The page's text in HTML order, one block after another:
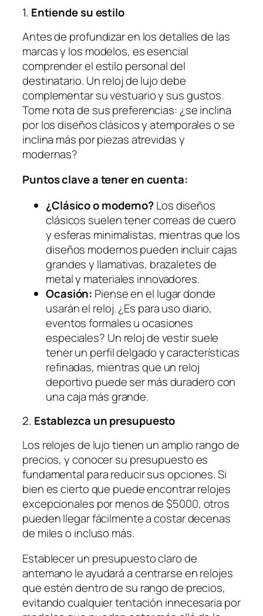
1. Entiende su estilo
Antes de profundizar en los detalles de las
marcas y los modelos, es esencial
comprender el estilo personal del
destinatario. Un reloj de lujo debe
complementar su vestuario y sus gustos.
Tome nota de sus preferencias: ¿se inclina
por los diseños clásicos y atemporales o se
inclina más por piezas atrevidas y
modernas?
Puntos clave a tener en cuenta:
¿Clásico o moderno?Los diseños
clásicos suelen tener correas de cuero
y esferas minimalistas, mientras que los
diseños modernos pueden incluir cajas
grandes y llamativas, brazaletes de
metal y materiales innovadores.
Ocasión: Piense en el lugar donde
usarán el reloj. ¿Es para uso diario,
eventos formales u ocasiones
especiales? Un reloj de vestir suele
tener un perfil delgado y características
refinadas, mientras que un reloj
deportivo puede ser más duradero con
una caja más grande.
2. Establezca un presupuesto
Los relojes de lujo tienen un amplio rango de
precios, y conocer su presupuesto es
fundamental para reducir sus opciones. Si
bien es cierto que puede encontrar relojes
excepcionales por menos de $5000, otros
pueden llegar fácilmente a costar decenas
de miles o incluso más.
Establecer un presupuesto claro de
antemano le ayudará a centrarse en relojes
que estén dentro de su rango de precios,
evitando cualquier tentación innecesaria por